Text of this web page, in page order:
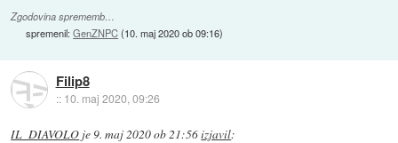
Zgodovina sprememb…
spremenil:GenZNPC(10. maj 2020 ob 09:16)
Filip8
:: 10. maj 2020, 09:26
IL_DIAVOLO je9. maj 2020 ob 21:56izjavil: